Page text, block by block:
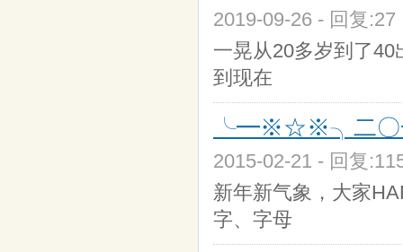
2019-09-26 - 回复
一晃从20多岁到了
到现在
╰━※☆※╮二〇
2015-02-21 - 回复
新年新气象，大家
字、字母